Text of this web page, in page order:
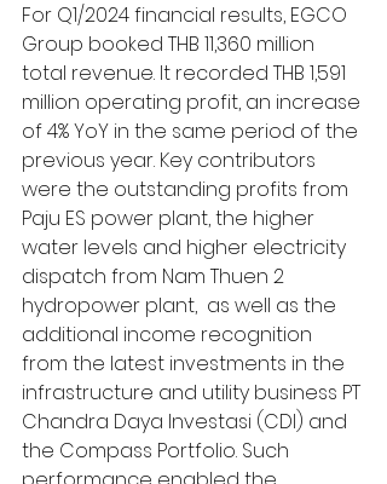
For Q1/2024 financial results, EGCO
Group booked THB 11,360 million
total revenue. It recorded THB 1,591
million operating profit, an increase
of 4% YoY in the same period of the
previous year. Key contributors
were the outstanding profits from
Paju ES power plant, the higher
water levels and higher electricity
dispatch from Nam Thuen 2
hydropower plant,  as well as the
additional income recognition
from the latest investments in the
infrastructure and utility business PT
Chandra Daya Investasi (CDI) and
the Compass Portfolio. Such